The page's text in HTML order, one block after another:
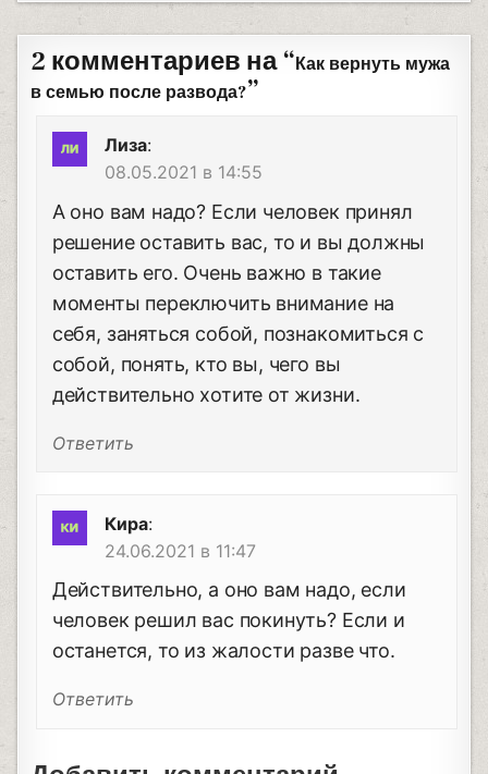
2 комментариев на “Как вернуть мужа
в семью после развода?”
Лиза:
08.05.2021 в 14:55
А оно вам надо? Если человек принял
решение оставить вас, то и вы должны
оставить его. Очень важно в такие
моменты переключить внимание на
себя, заняться собой, познакомиться с
собой, понять, кто вы, чего вы
действительно хотите от жизни.
Ответить
Кира:
24.06.2021 в 11:47
Действительно, а оно вам надо, если
человек решил вас покинуть? Если и
останется, то из жалости разве что.
Ответить